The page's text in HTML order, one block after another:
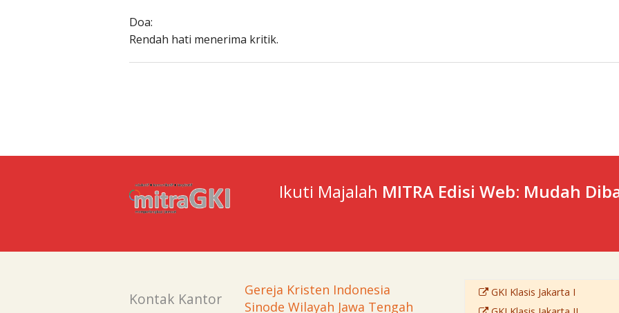
Doa:
Rendah hati menerima kritik.
Ikuti Majalah MITRA Edisi Web: Mudah
Kontak Kantor
Gereja Kristen Indonesia
Sinode Wilayah Jawa Tengah
GKI Klasis Jakarta I